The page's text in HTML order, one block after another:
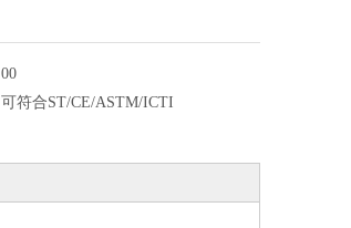
00
可符合ST/CE/ASTM/ICTI